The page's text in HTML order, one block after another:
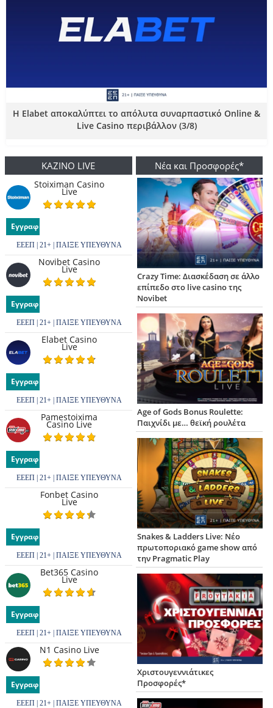
Η Elabet αποκαλύπτει το απόλυτα συναρπαστικό Online &
Live Casino περιβάλλον (3/8)
ΚΑΖΙΝΟ LIVE
Stoiximan Casino
Live
Εγγραφή
ΕΕΕΠ | 21+ | ΠΑΙΞΕ ΥΠΕΥΘΥΝΑ
Novibet Casino
Live
Εγγραφή
ΕΕΕΠ | 21+ | ΠΑΙΞΕ ΥΠΕΥΘΥΝΑ
Elabet Casino
Live
Εγγραφή
ΕΕΕΠ | 21+ | ΠΑΙΞΕ ΥΠΕΥΘΥΝΑ
Pamestoixima
Casino Live
Εγγραφή
ΕΕΕΠ | 21+ | ΠΑΙΞΕ ΥΠΕΥΘΥΝΑ
Fonbet Casino
Live
Εγγραφή
ΕΕΕΠ | 21+ | ΠΑΙΞΕ ΥΠΕΥΘΥΝΑ
Bet365 Casino
Live
Εγγραφή
ΕΕΕΠ | 21+ | ΠΑΙΞΕ ΥΠΕΥΘΥΝΑ
N1 Casino Live
Εγγραφή
ΕΕΕΠ | 21+ | ΠΑΙΞΕ ΥΠΕΥΘΥΝΑ
Νέα και Προσφορές*
Crazy Time: Διασκέδαση σε άλλο
επίπεδο στο live casino της
Novibet
Age of Gods Bonus Roulette:
Παιχνίδι με… θεϊκή ρουλέτα
Snakes & Ladders Live: Νέο
πρωτοποριακό game show από
την Pragmatic Play
Χριστουγεννιάτικες
Προσφορές*